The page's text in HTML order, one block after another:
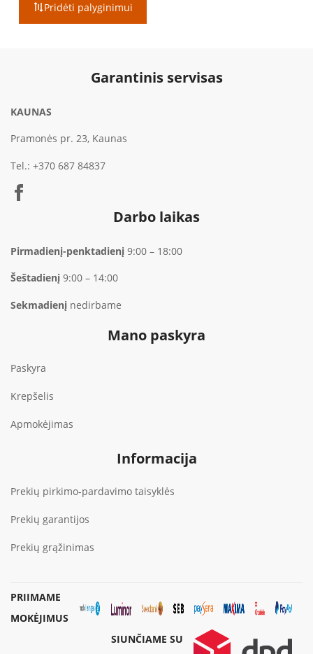
through
Pridėti palyginimui
Garantinis servisas
KAUNAS
Pramonės pr. 23, Kaunas
Tel.: +370 687 84837
Darbo laikas
Pirmadienį-penktadienį 9:00 – 18:00
Šeštadienį 9:00 – 14:00
Sekmadienį nedirbame
Mano paskyra
Paskyra
Krepšelis
Apmokėjimas
Informacija
Prekių pirkimo-pardavimo taisyklės
Prekių garantijos
Prekių grąžinimas
PRIIMAME
MOKĖJIMUS
SIUNČIAME SU